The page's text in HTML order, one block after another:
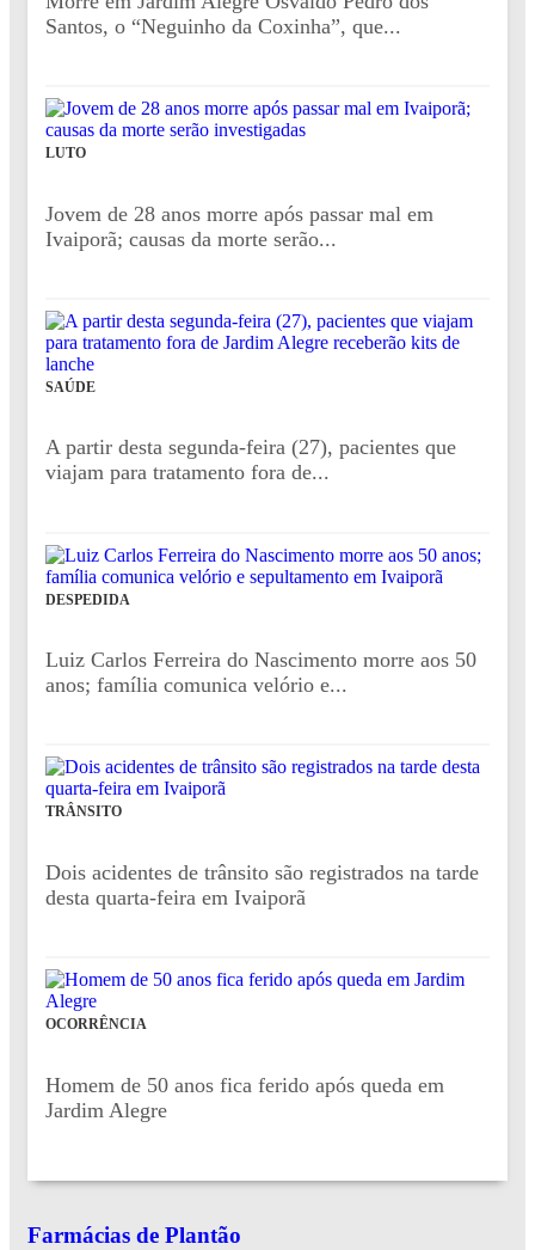
Santos, o “Neguinho da Coxinha”, que...
LUTO
Jovem de 28 anos morre após passar mal em
Ivaiporã; causas da morte serão...
SAÚDE
A partir desta segunda-feira (27), pacientes que
viajam para tratamento fora de...
DESPEDIDA
Luiz Carlos Ferreira do Nascimento morre aos 50
anos; família comunica velório e...
TRÂNSITO
Dois acidentes de trânsito são registrados na tarde
desta quarta-feira em Ivaiporã
OCORRÊNCIA
Homem de 50 anos fica ferido após queda em
Jardim Alegre
Farmácias de Plantão